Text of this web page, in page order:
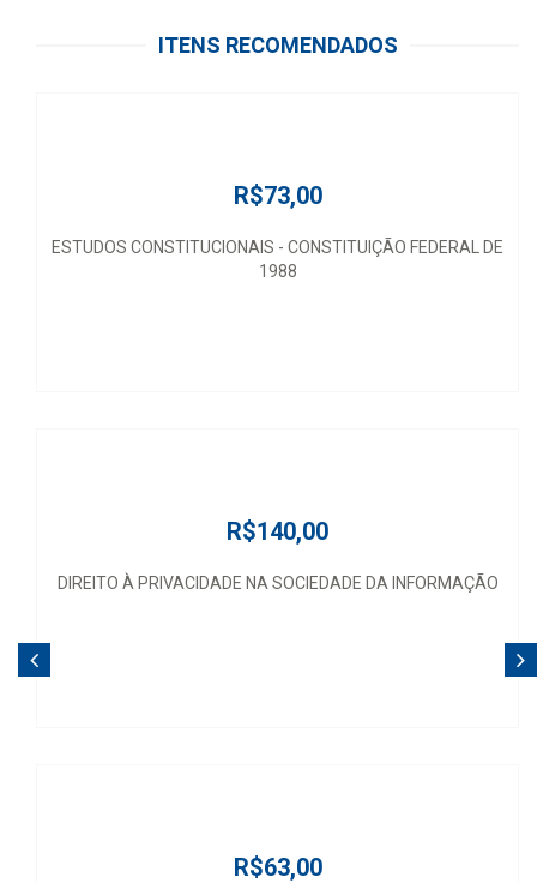
ITENS RECOMENDADOS
R$73,00
ESTUDOS CONSTITUCIONAIS - CONSTITUIÇÃO FEDERAL DE
1988
R$140,00
DIREITO À PRIVACIDADE NA SOCIEDADE DA INFORMAÇÃO
R$63,00